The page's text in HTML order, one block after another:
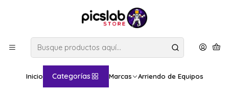
Inicio Categorías Marcas Arriendo de Equipos